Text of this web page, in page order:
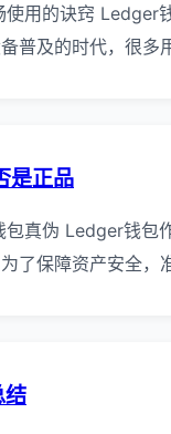
用的诀窍 Ledger
普及的时代，很
是正品
真伪 Ledger钱包
了保障资产安全
结